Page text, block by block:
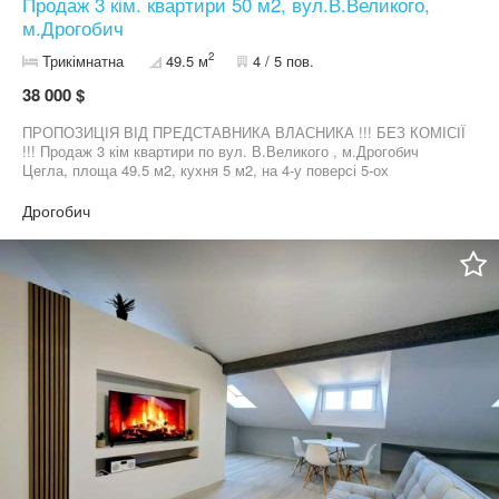
м.Дрогобич
Трикімнатна 49.5 м2 4 / 5 пов.
38 000 $
ПРОПОЗИЦІЯ ВІД ПРЕДСТАВНИКА ВЛАСНИКА !!! БЕЗ КОМІСІЇ
!!! Продаж 3 кім квартири по вул. В.Великого , м.Дрогобич
Цегла, площа 49.5 м2, кухня 5 м2, на 4-у поверсі 5-ох
роздільні, МПВ вікна, опалення відключене від
централізованого, санвузол роздільний - ванна, є меблі, є
балкон, є лічильники на воду, світло, газ Інфраструктура: тихій
двір, поруч магазини, поруч АТБ, аптеки, зупинка транспорта.
Дрогобич